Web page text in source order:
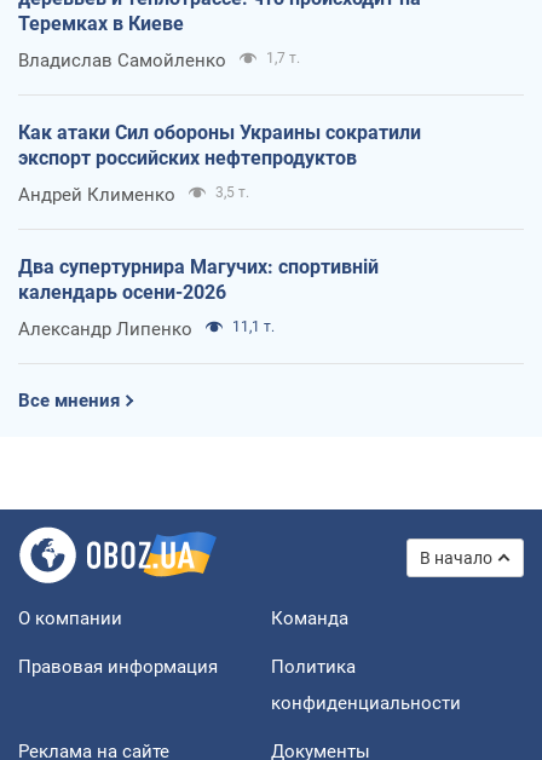
Теремках в Киеве
Владислав Самойленко 1,7 т.
Как атаки Сил обороны Украины сократили
экспорт российских нефтепродуктов
Андрей Клименко 3,5 т.
Два супертурнира Магучих: спортивній
календарь осени-2026
Александр Липенко 11,1 т.
Все мнения
В начало
О компании Команда
Правовая информация
Политика
конфиденциальности
Реклама на сайте Документы